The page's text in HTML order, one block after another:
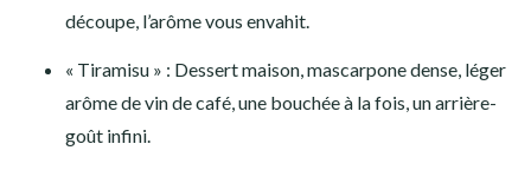
découpe, l’arôme vous envahit.
« Tiramisu » : Dessert maison, mascarpone dense, léger
arôme de vin de café, une bouchée à la fois, un arrière-
goût infini.